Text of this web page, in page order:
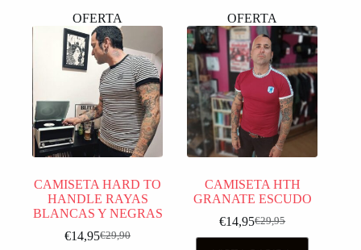
OFERTA
CAMISETA HARD TO
HANDLE RAYAS
BLANCAS Y NEGRAS
€29,90
€14,95
OFERTA
CAMISETA HTH
GRANATE ESCUDO
€29,95
€14,95